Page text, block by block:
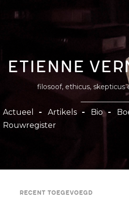
inhoud
gaan
Etienne
filosoof, ethicus, skepticus
Hoofdnavigatie
Actueel Artikels Bio
Rouwregister
Recent toegevoegd